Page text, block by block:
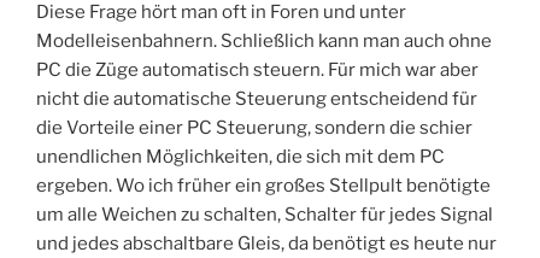
Diese Frage hört man oft in Foren und unter
Modelleisenbahnern. Schließlich kann man auch ohne
PC die Züge automatisch steuern. Für mich war aber
nicht die automatische Steuerung entscheidend für
die Vorteile einer PC Steuerung, sondern die schier
unendlichen Möglichkeiten, die sich mit dem PC
ergeben. Wo ich früher ein großes Stellpult benötigte
um alle Weichen zu schalten, Schalter für jedes Signal
und jedes abschaltbare Gleis, da benötigt es heute nur